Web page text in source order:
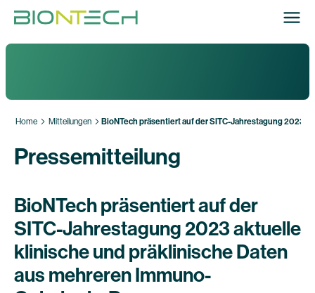
Home Mitteilungen BioNTech präsentiert auf der SITC-Jahrestagung 2023
Pressemitteilung
BioNTech präsentiert auf der
SITC-Jahrestagung 2023 aktuelle
klinische und präklinische Daten
aus mehreren Immuno-